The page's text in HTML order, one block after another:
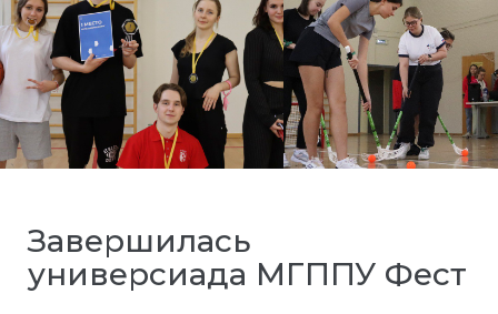
Завершилась
универсиада МГППУ Фест